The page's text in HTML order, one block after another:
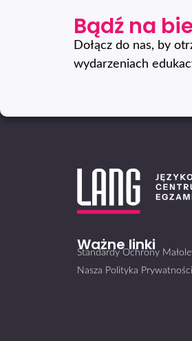
Bądź na
Dołącz do nas, by
wydarzeniach
Ważne linki
Standardy Ochrony
Nasza Polityka Prywatności